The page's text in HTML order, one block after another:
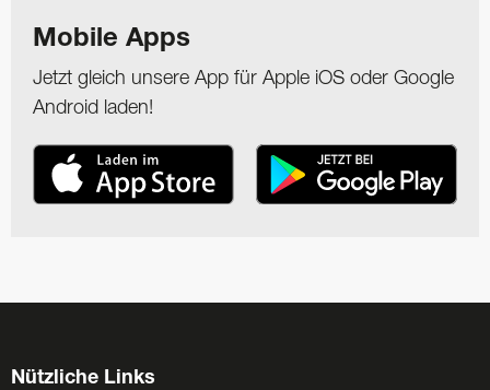
Mobile Apps
Jetzt gleich unsere App für Apple iOS oder Google
Android laden!
Nützliche Links